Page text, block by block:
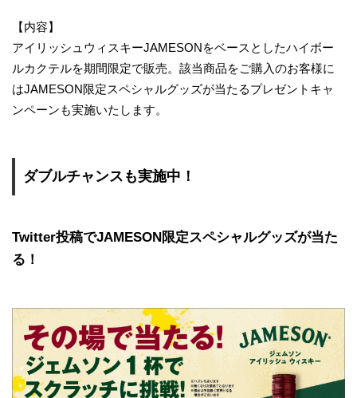
【内容】
アイリッシュウィスキーJAMESONをベースとしたハイボー
ルカクテルを期間限定で販売。該当商品をご購入のお客様に
はJAMESON限定スペシャルグッズが当たるプレゼントキャ
ンペーンも実施いたします。
ダブルチャンスも実施中！
Twitter投稿でJAMESON限定スペシャルグッズが当た
る！